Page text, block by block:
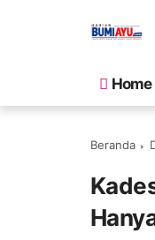
Home
Beranda